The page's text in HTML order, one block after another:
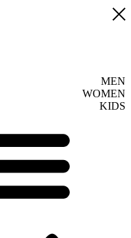
MEN
WOMEN
KIDS